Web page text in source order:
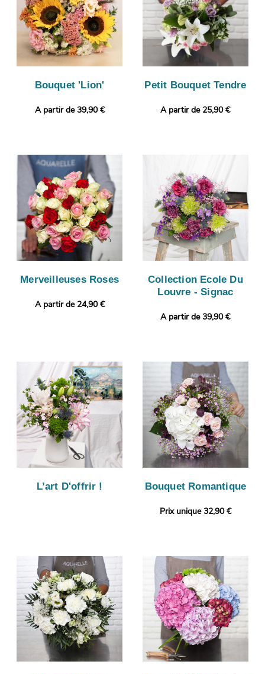
Bouquet 'Lion'
A partir de 39,90 €
Petit Bouquet Tendre
A partir de 25,90 €
Merveilleuses Roses
A partir de 24,90 €
Collection Ecole Du
Louvre - Signac
A partir de 39,90 €
L’art D'offrir ! Bouquet Romantique
Prix unique 32,90 €